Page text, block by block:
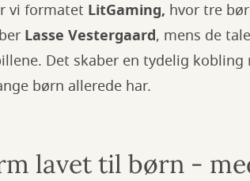
vi formatet LitGaming, hvor tre
Lasse Vestergaard, mens de
Det skaber en tydelig
børn allerede har.
lavet til børn -